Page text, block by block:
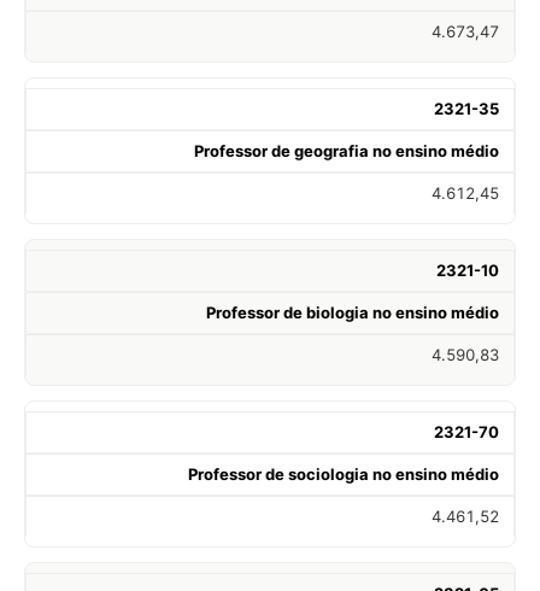
4.673,47
2321-35
Professor de geografia no ensino médio
4.612,45
2321-10
Professor de biologia no ensino médio
4.590,83
2321-70
Professor de sociologia no ensino médio
4.461,52